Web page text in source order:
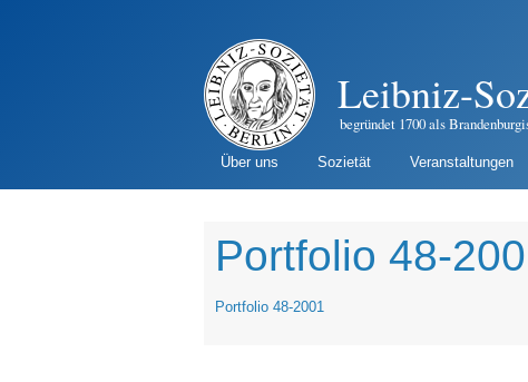
Leibniz-
begründet 1700 als
Über uns Sozietät Veranstaltungen
Portfolio 48-
Portfolio 48-2001